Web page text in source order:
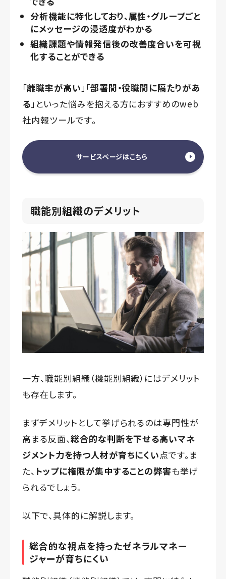
分析機能に特化しており、属性・グループごと
にメッセージの浸透度がわかる
組織課題や情報発信後の改善度合いを可視
化することができる
「離職率が高い 」「部署間・役職間に隔たりがあ
る 」といった悩みを抱える方におすすめのweb
社内報ツールです。
サービスページはこちら
職能別組織のデメリット
一方、職能別組織（機能別組織）にはデメリット
も存在します。
まずデメリットとして挙げられるのは専門性が
高まる反面、総合的な判断を下せる高いマネ
ジメント力を持つ人材が育ちにくい点です。ま
た、 トップに権限が集中することの弊害も挙げ
られるでしょう。
以下で、具体的に解説します。
総合的な視点を持ったゼネラルマネー
ジャーが育ちにくい